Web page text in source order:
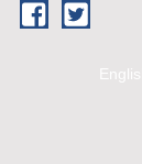
Skip to main content